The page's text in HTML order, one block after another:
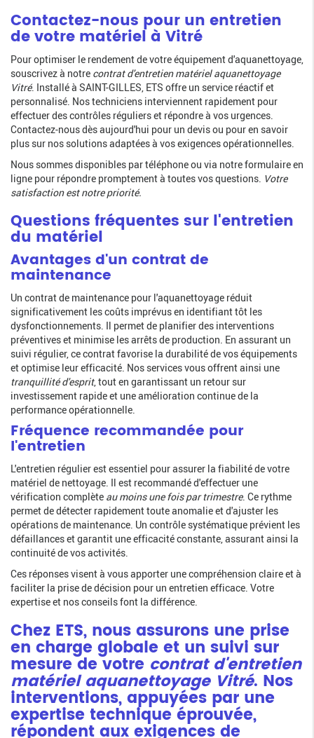
Contactez-nous pour un entretien
de votre matériel à Vitré
Pour optimiser le rendement de votre équipement d'aquanettoyage,
souscrivez à notre contrat d'entretien matériel aquanettoyage
Vitré. Installé à SAINT-GILLES, ETS offre un service réactif et
personnalisé. Nos techniciens interviennent rapidement pour
effectuer des contrôles réguliers et répondre à vos urgences.
Contactez-nous dès aujourd'hui pour un devis ou pour en savoir
plus sur nos solutions adaptées à vos exigences opérationnelles.
Nous sommes disponibles par téléphone ou via notre formulaire en
ligne pour répondre promptement à toutes vos questions. Votre
satisfaction est notre priorité.
Questions fréquentes sur l'entretien
du matériel
Avantages d'un contrat de
maintenance
Un contrat de maintenance pour l'aquanettoyage réduit
significativement les coûts imprévus en identifiant tôt les
dysfonctionnements. Il permet de planifier des interventions
préventives et minimise les arrêts de production. En assurant un
suivi régulier, ce contrat favorise la durabilité de vos équipements
et optimise leur efficacité. Nos services vous offrent ainsi une
tranquillité d'esprit, tout en garantissant un retour sur
investissement rapide et une amélioration continue de la
performance opérationnelle.
Fréquence recommandée pour
l'entretien
L'entretien régulier est essentiel pour assurer la fiabilité de votre
matériel de nettoyage. Il est recommandé d'effectuer une
vérification complète au moins une fois par trimestre. Ce rythme
permet de détecter rapidement toute anomalie et d'ajuster les
opérations de maintenance. Un contrôle systématique prévient les
défaillances et garantit une efficacité constante, assurant ainsi la
continuité de vos activités.
Ces réponses visent à vous apporter une compréhension claire et à
faciliter la prise de décision pour un entretien efficace. Votre
expertise et nos conseils font la différence.
Chez ETS, nous assurons une prise
en charge globale et un suivi sur
mesure de votre contrat d'entretien
matériel aquanettoyage Vitré. Nos
interventions, appuyées par une
expertise technique éprouvée,
répondent aux exigences de